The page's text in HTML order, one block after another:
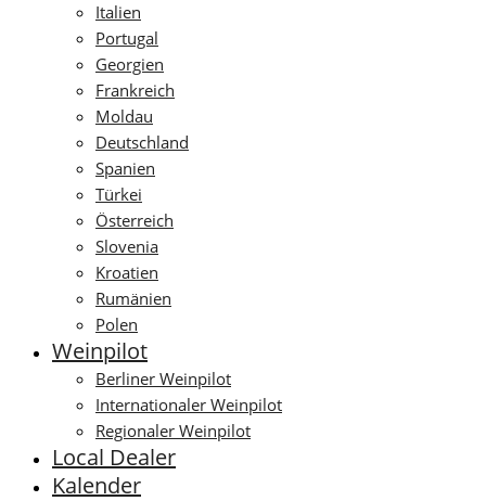
Italien
Portugal
Georgien
Frankreich
Moldau
Deutschland
Spanien
Türkei
Österreich
Slovenia
Kroatien
Rumänien
Polen
Weinpilot
Berliner Weinpilot
Internationaler Weinpilot
Regionaler Weinpilot
Local Dealer
Kalender